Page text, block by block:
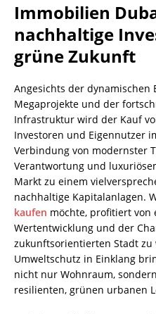
Immobilien
nachhaltige
grüne Zukunft
Angesichts der
Megaprojekte und der
Infrastruktur wird der Kauf
Investoren und Eigennutzer
Verbindung von modernster
Verantwortung und
Markt zu einem
nachhaltige Kapitalanlagen.
kaufen möchte, profitiert von
Wertentwicklung und der
zukunftsorientierten Stadt
Umweltschutz in Einklang
nicht nur Wohnraum,
resilienten, grünen urbanen